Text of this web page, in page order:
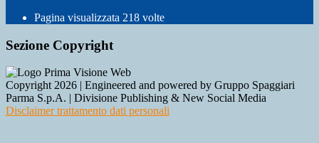
Pagina visualizzata 218 volte
Sezione Copyright
Copyright 2026 | Engineered and powered by Gruppo Spaggiari
Parma S.p.A. | Divisione Publishing & New Social Media
Disclaimer trattamento dati personali